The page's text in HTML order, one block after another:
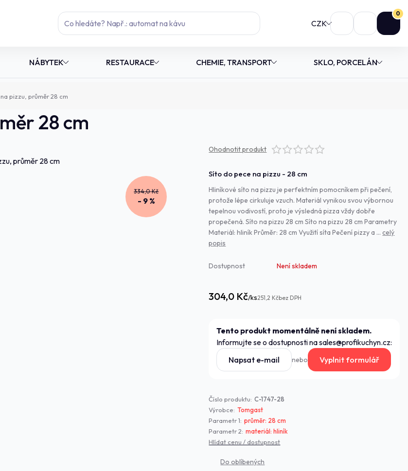
CZK
0
NÁBYTEK RESTAURACE CHEMIE, TRANSPORT SKLO, PORCELÁN
pizzu, průměr 28 cm
28 cm
334,0 Kč
- 9 %
Ohodnotit produkt
Síto do pece na pizzu - 28 cm
Hliníkové síto na pizzu je perfektním pomocníkem při pečení,
protože lépe cirkuluje vzuch. Materiál vynikou svou výbornou
tepelnou vodivostí, proto je výsledná pizza vždy dobře
propečená. Síto na pizzu 28 cm Síto na pizzu 28 cm Parametry
Materiál: hliník Průměr: 28 cm Využití síta Pečení pizzy a ...celý
popis
Dostupnost Není skladem
304,0 Kč/ks251,2 Kčbez DPH
Tento produkt momentálně není skladem.
Informujte se o dostupnosti na sales@profikuchyn.cz:
Napsat e-mail
nebo Vyplnit formulář
Číslo produktu: C-1747-28
Výrobce: Tomgast
Parametr 1: průměr: 28 cm
Parametr 2: materiál: hliník
Hlídat cenu / dostupnost